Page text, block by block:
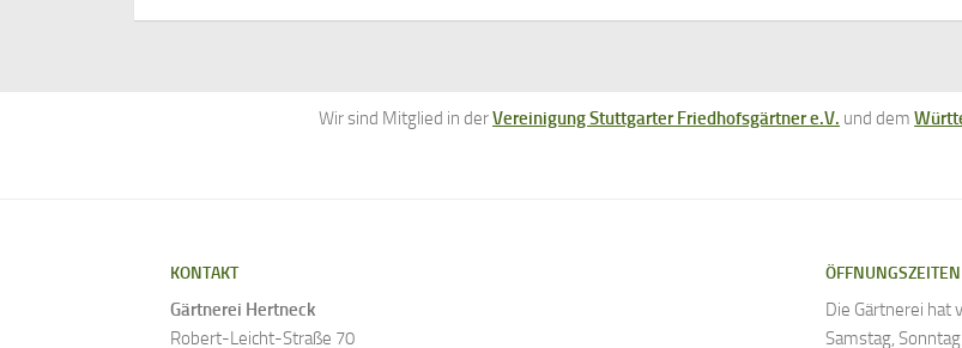
Wir sind Mitglied in derVereinigung Stuttgarter Friedhofsgärtner e.V. und dem
KONTAKT
Gärtnerei Hertneck
Robert-Leicht-Straße 70
ÖFFNUNGSZEITEN
Die Gärtnerei hat
Samstag,